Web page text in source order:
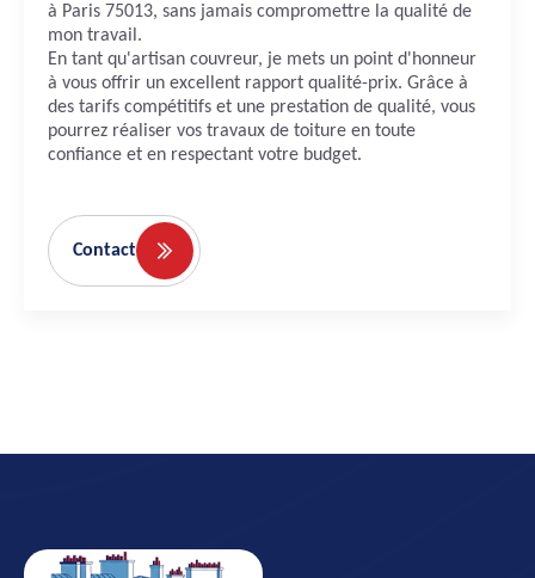
à Paris 75013, sans jamais compromettre la qualité de
mon travail.
En tant qu'artisan couvreur, je mets un point d'honneur
à vous offrir un excellent rapport qualité-prix. Grâce à
des tarifs compétitifs et une prestation de qualité, vous
pourrez réaliser vos travaux de toiture en toute
confiance et en respectant votre budget.
Contact